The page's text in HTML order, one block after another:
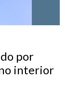
por
interior